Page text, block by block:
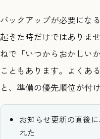
バックアップが必要にな
起きた時だけではありま
ねで「いつからおかしい
こともあります。よくあ
と、準備の優先順位が付
お知らせ更新の直後
れた